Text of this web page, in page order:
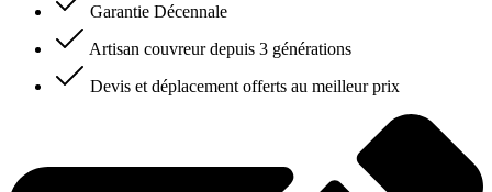
Garantie Décennale
Artisan couvreur depuis 3 générations
Devis et déplacement offerts au meilleur prix